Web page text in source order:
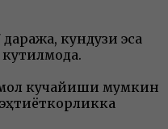
даража, кундузи эса
кучайиши мумкин